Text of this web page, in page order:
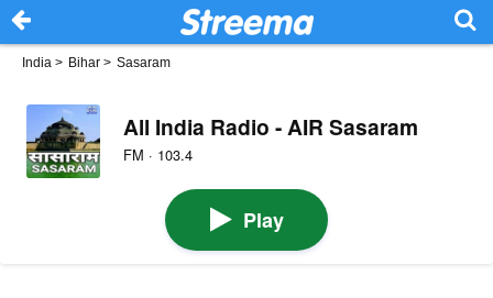
India > Bihar > Sasaram
All India Radio - AIR Sasaram
FM · 103.4
Play